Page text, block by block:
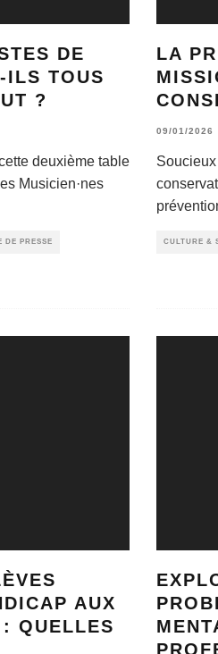
DE
ILS TOUS
?
deuxième table
Musicien·nes
DE PRESSE
LA
09/01/2026
CULTURE &
AUX
: QUELLES